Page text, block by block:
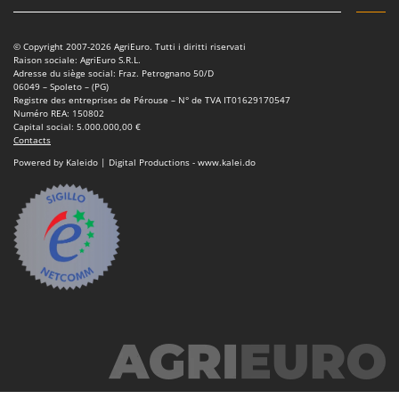
Troy-Bilt
U
Udor
Unger
V
Verdemax
Vesco
Volpi
W
Waldner
Weber
Wolf Garten
© Copyright 2007-2026 AgriEuro. Tutti i diritti riservati
Raison sociale: AgriEuro S.R.L.
Adresse du siège social: Fraz. Petrognano 50/D
06049 – Spoleto – (PG)
Registre des entreprises de Pérouse – N° de TVA IT01629170547
Numéro REA: 150802
Capital social: 5.000.000,00 €
Contacts
Powered by Kaleido | Digital Productions - www.kalei.do